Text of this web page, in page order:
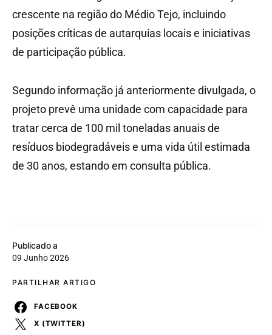
Publicado a
09 Junho 2026
PARTILHAR ARTIGO
FACEBOOK
X (TWITTER)
crescente na região do Médio Tejo, incluindo
posições críticas de autarquias locais e iniciativas
de participação pública.
Segundo informação já anteriormente divulgada, o
projeto prevê uma unidade com capacidade para
tratar cerca de 100 mil toneladas anuais de
resíduos biodegradáveis e uma vida útil estimada
de 30 anos, estando em consulta pública.